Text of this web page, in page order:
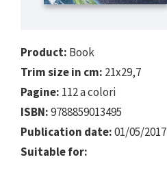
Product: Book
Trim size in cm: 21x29,7
Pagine: 112 a colori
ISBN:9788859013495
Publication date:01/05/2017
Suitable for: